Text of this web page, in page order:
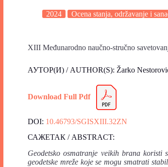
2024 Ocena stanja, održavanje i
XIII Međunarodno naučno-stručno
АУТОР(И) / AUTHOR(S): Žarko
Download Full Pdf
DOI: 10.46793/SGISXIII.32ZN
САЖЕТАК / ABSTRACT:
Geodetsko osmatranje veikih brana
geodetske mreže koje se mogu smatrati